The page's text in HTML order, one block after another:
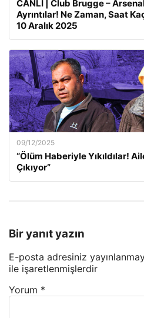
CANLI | Club Brugge –
Ayrıntılar! Ne Zaman, Saat
10 Aralık 2025
09/12/2025
“Ölüm Haberiyle Yıkıldılar!
Çıkıyor”
Bir yanıt yazın
E-posta adresiniz
ile işaretlenmişlerdir
Yorum *